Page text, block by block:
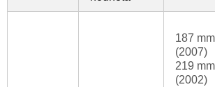
187 mm
(2007)
219 mm
(2002)